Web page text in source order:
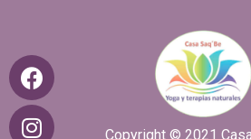
Copyright © 2021 Casa